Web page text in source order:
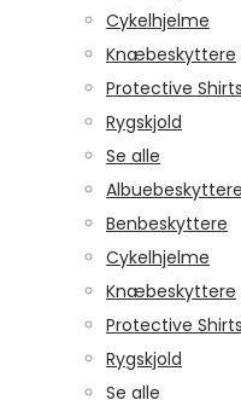
Cykelhjelme
Knæbeskyttere
Protective Shirts
Rygskjold
Se alle
Albuebeskyttere
Benbeskyttere
Cykelhjelme
Knæbeskyttere
Protective Shirts
Rygskjold
Se alle